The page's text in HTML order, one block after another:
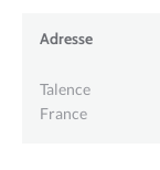
Adresse
Talence
France